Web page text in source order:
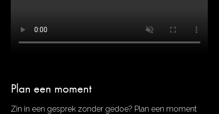
Plan een moment
Zin in een gesprek zonder gedoe? Plan een moment